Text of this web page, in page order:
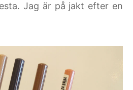
Jag är på jakt efter en